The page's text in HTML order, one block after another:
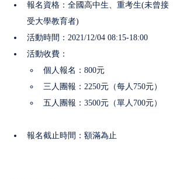
報名資格：全國高中生、重考生(未曾接
受大學教育者)
活動時間：2021/12/04 08:15-18:00
活動收費：
個人報名：800元
三人團報：2250元（每人750元）
五人團報：3500元（單人700元）
報名截止時間：額滿為止